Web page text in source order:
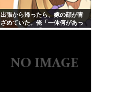
出張から帰ったら、嫁の顔が青
ざめていた。俺「一体何があっ
たんだ？」嫁「…」→子供たち